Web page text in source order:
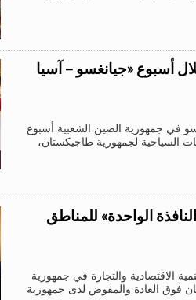
أسبوع «جيانغسو – آسيا
بمقاطعة جيانغسو في جمهورية الصين الشعبية أسبوع
التعريف بالإمكانات السياحية لجمهورية طاجيكستان،
نظام «النافذة الواحدة» للمناطق
الاقتصادية والتجارة في جمهورية
فوق العادة والمفوض لدى جمهورية